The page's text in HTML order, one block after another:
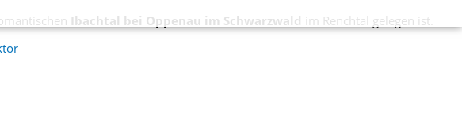
Ibachtal bei Oppenau im Schwarzwald im Renchtal gelegen ist.